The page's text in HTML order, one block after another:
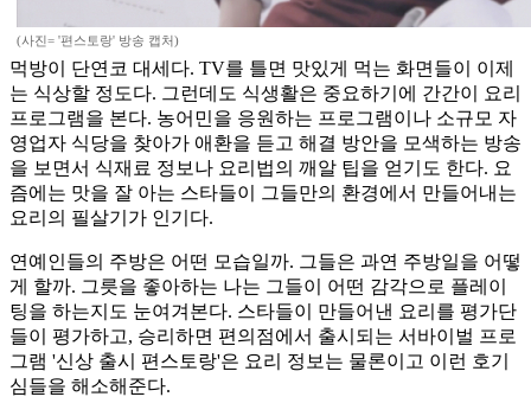
(사진= '편스토랑' 방송 캡처)
먹방이 단연코 대세다. TV를 틀면 맛있게 먹는 화면들이 이제
는 식상할 정도다. 그런데도 식생활은 중요하기에 간간이 요리
프로그램을 본다. 농어민을 응원하는 프로그램이나 소규모 자
영업자 식당을 찾아가 애환을 듣고 해결 방안을 모색하는 방송
을 보면서 식재료 정보나 요리법의 깨알 팁을 얻기도 한다. 요
즘에는 맛을 잘 아는 스타들이 그들만의 환경에서 만들어내는
요리의 필살기가 인기다.
연예인들의 주방은 어떤 모습일까. 그들은 과연 주방일을 어떻
게 할까. 그릇을 좋아하는 나는 그들이 어떤 감각으로 플레이
팅을 하는지도 눈여겨본다. 스타들이 만들어낸 요리를 평가단
들이 평가하고, 승리하면 편의점에서 출시되는 서바이벌 프로
그램 '신상 출시 편스토랑'은 요리 정보는 물론이고 이런 호기
심들을 해소해준다.